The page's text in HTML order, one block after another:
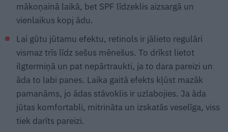
mākoņainā laikā, bet SPF līdzeklis aizsargā un
vienlaikus kopj ādu.
Lai gūtu jūtamu efektu, retinols ir jālieto regulāri
vismaz trīs līdz sešus mēnešus. To drīkst lietot
ilgtermiņā un pat nepārtraukti, ja to dara pareizi un
āda to labi panes. Laika gaitā efekts kļūst mazāk
pamanāms, jo ādas stāvoklis ir uzlabojies. Ja āda
jūtas komfortabli, mitrināta un izskatās veselīga, viss
tiek darīts pareizi.